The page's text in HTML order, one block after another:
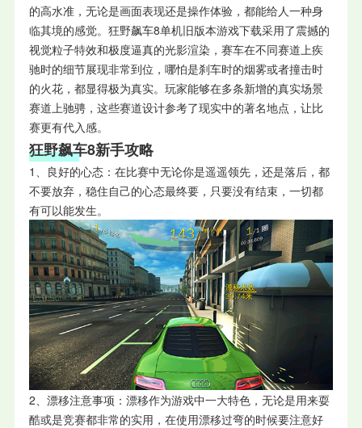
的高水准，无论是画面表现还是操作体验，都能给人一种身
临其境的感觉。狂野飙车8单机旧版本游戏下载采用了震撼的
视觉粒子特效和极度逼真的光影渲染，赛车在不同赛道上疾
驰时的细节展现非常到位，哪怕是刹车时的烟雾或者撞击时
的火花，都显得极为真实。玩家能够在多条新增的真实场景
赛道上驰骋，这些赛道设计参考了现实中的著名地点，让比
赛更有代入感。
狂野飙车8新手攻略
1、良好的心态：在比赛中无论你是遥遥领先，还是落后，都
不要放弃，稳住自己的心态最终要，只要没有结束，一切都
有可以能发生。
2、漂移注意事项：漂移作为游戏中一大特色，无论是用来耍
酷或是竞赛都非常的实用，在使用漂移过弯的时候要注意好